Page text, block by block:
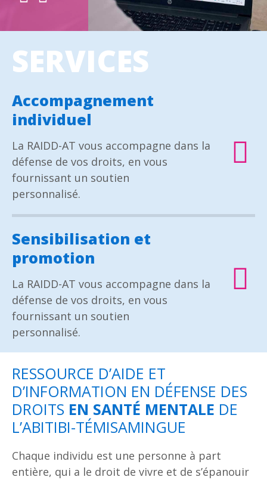
SERVICES
Accompagnement
individuel
La RAIDD-AT vous accompagne dans la
défense de vos droits, en vous
fournissant un soutien
personnalisé.
Sensibilisation et
promotion
La RAIDD-AT vous accompagne dans la
défense de vos droits, en vous
fournissant un soutien
personnalisé.
RESSOURCE D’AIDE ET
D’INFORMATION EN DÉFENSE DES
DROITS EN SANTÉ MENTALE DE
L’ABITIBI-TÉMISAMINGUE
Chaque individu est une personne à part
entière, qui a le droit de vivre et de s’épanouir